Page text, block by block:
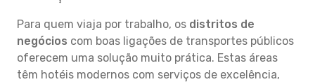
Para quem viaja por trabalho, os distritos de
negócios com boas ligações de transportes públicos
oferecem uma solução muito prática. Estas áreas
têm hotéis modernos com serviços de excelência,